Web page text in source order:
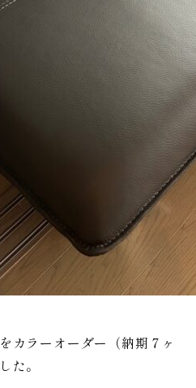
カラーオーダー（納期７ヶ
た。